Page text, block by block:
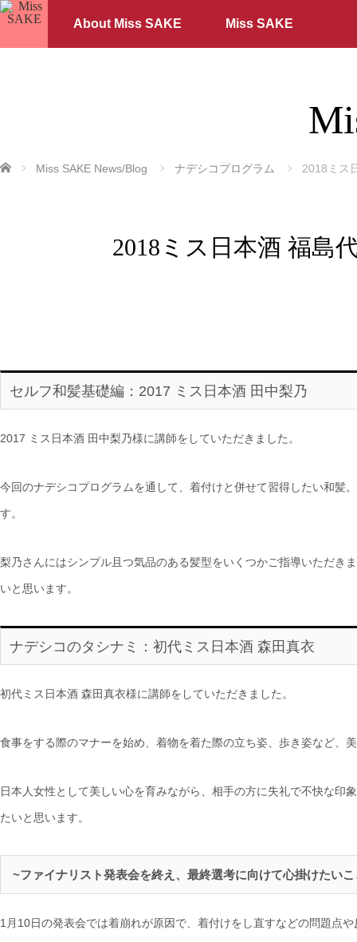
About Miss SAKE Miss SAKE
ホーム Miss SAKE News/Blog ナデシコプログラム 2018ミス
2018ミス日本酒 福島
セルフ和髪基礎編：2017 ミス日本酒 田中梨乃
2017 ミス日本酒 田中梨乃様に講師をしていただきました。
今回のナデシコプログラムを通して、着付けと併せて習得したい和髪。
す。
梨乃さんにはシンプル且つ気品のある髪型をいくつかご指導いただき
いと思います。
ナデシコのタシナミ：初代ミス日本酒 森田真衣
初代ミス日本酒 森田真衣様に講師をしていただきました。
食事をする際のマナーを始め、着物を着た際の立ち姿、歩き姿など、
日本人女性として美しい心を育みながら、相手の方に失礼で不快な
たいと思います。
~ファイナリスト発表会を終え、最終選考に向けて心掛けたい
1月10日の発表会では着崩れが原因で、着付けをし直すなどの問題点